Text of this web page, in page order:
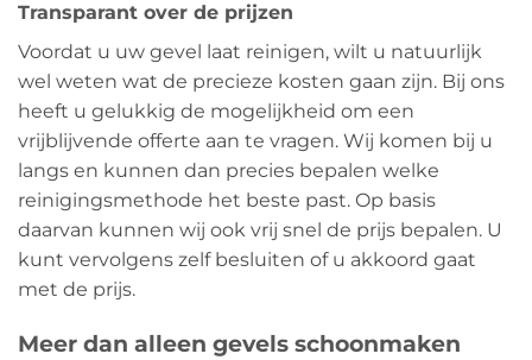
Transparant over de prijzen
Voordat u uw gevel laat reinigen, wilt u natuurlijk
wel weten wat de precieze kosten gaan zijn. Bij ons
heeft u gelukkig de mogelijkheid om een
vrijblijvende offerte aan te vragen. Wij komen bij u
langs en kunnen dan precies bepalen welke
reinigingsmethode het beste past. Op basis
daarvan kunnen wij ook vrij snel de prijs bepalen. U
kunt vervolgens zelf besluiten of u akkoord gaat
met de prijs.
Meer dan alleen gevels schoonmaken